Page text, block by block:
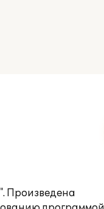
Произведена